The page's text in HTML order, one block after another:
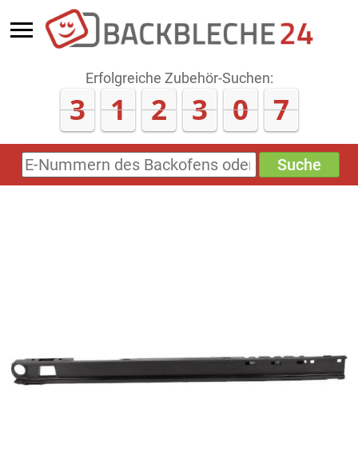
Erfolgreiche Zubehör-Suchen:
3 1 2 3 1 2
E-
Nummern
Suche